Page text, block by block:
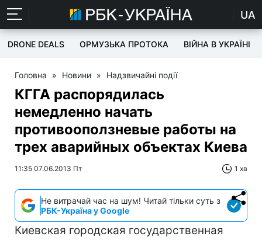
UA
DRONE DEALS ОРМУЗЬКА ПРОТОКА ВІЙНА В УКРАЇНІ
Головна » Новини » Надзвичайні події
КГГА распорядилась
немедленно начать
противооползневые работы на
трех аварийных объектах Киева
11:35 07.06.2013 Пт 1 хв
Не витрачай час на шум! Читай тільки суть з
РБК-Україна у Google
Киевская городская государственная